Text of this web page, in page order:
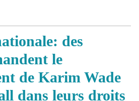
des
le
de Karim Wade
dans leurs droits